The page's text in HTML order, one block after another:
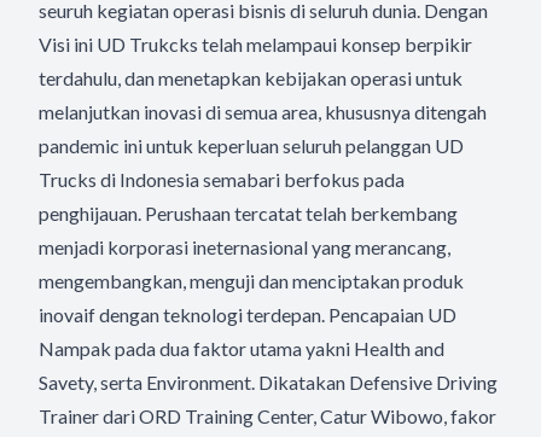
seuruh kegiatan operasi bisnis di seluruh dunia. Dengan
Visi ini UD Trukcks telah melampaui konsep berpikir
terdahulu, dan menetapkan kebijakan operasi untuk
melanjutkan inovasi di semua area, khususnya ditengah
pandemic ini untuk keperluan seluruh pelanggan UD
Trucks di Indonesia semabari berfokus pada
penghijauan. Perushaan tercatat telah berkembang
menjadi korporasi ineternasional yang merancang,
mengembangkan, menguji dan menciptakan produk
inovaif dengan teknologi terdepan. Pencapaian UD
Nampak pada dua faktor utama yakni Health and
Savety, serta Environment. Dikatakan Defensive Driving
Trainer dari ORD Training Center, Catur Wibowo, fakor